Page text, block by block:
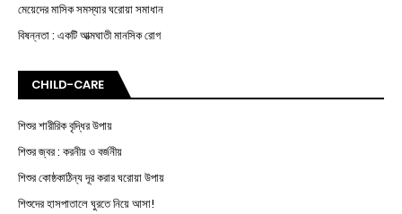
মেয়েদের মাসিক সমস্যার ঘরোয়া সমাধান
বিষন্নতা : একটি আত্মঘাতী মানসিক রোগ
CHILD-CARE
শিশুর শারীরিক বৃদ্ধির উপায়
শিশুর জ্বর : করনীয় ও বর্জনীয়
শিশুর কোষ্ঠকাঠিন্য দূর করার ঘরোয়া উপায়
শিশুদের হাসপাতালে ঘুরতে নিয়ে আসা!